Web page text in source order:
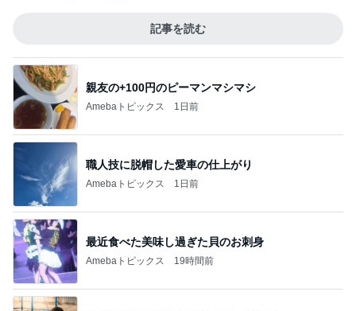
記事を読む
親友の+100円のピーマンマシマシ
Amebaトピックス 1日前
職人技に脱帽した愛車の仕上がり
Amebaトピックス 1日前
最近食べた美味し過ぎた貝のお刺身
Amebaトピックス 19時間前